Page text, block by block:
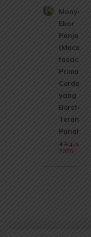
Monyet
Ekor
Panjang
(Macaca
Primata
Cerdas
yang Kini
Berstatus
Terancam
Punah
4 Agustus
2026